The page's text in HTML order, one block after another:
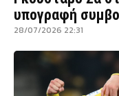
υπογραφή
28/07/2026 22:31